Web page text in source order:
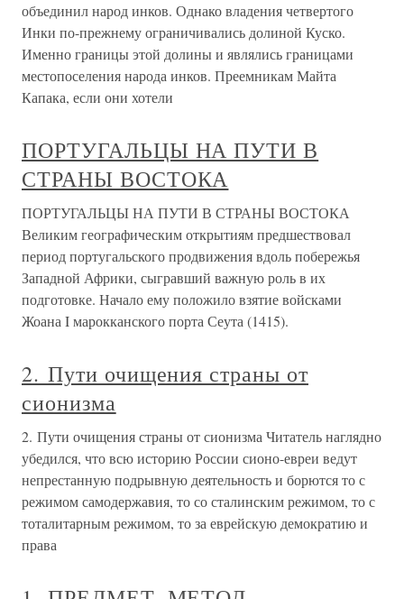
объединил народ инков. Однако владения четвертого
Инки по-прежнему ограничивались долиной Куско.
Именно границы этой долины и являлись границами
местопоселения народа инков. Преемникам Майта
Капака, если они хотели
ПОРТУГАЛЬЦЫ НА ПУТИ В
СТРАНЫ ВОСТОКА
ПОРТУГАЛЬЦЫ НА ПУТИ В СТРАНЫ ВОСТОКА
Великим географическим открытиям предшествовал
период португальского продвижения вдоль побережья
Западной Африки, сыгравший важную роль в их
подготовке. Начало ему положило взятие войсками
Жоана I марокканского порта Сеута (1415).
2. Пути очищения страны от
сионизма
2. Пути очищения страны от сионизма Читатель наглядно
убедился, что всю историю России сионо-евреи ведут
непрестанную подрывную деятельность и борются то с
режимом самодержавия, то со сталинским режимом, то с
тоталитарным режимом, то за еврейскую демократию и
права